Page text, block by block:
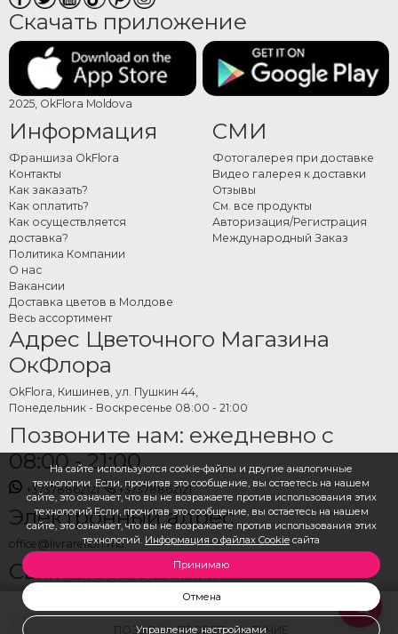
На сайте используются cookie-файлы и другие аналогичные
технологии. Если, прочитав это сообщение, вы остаетесь на нашем
сайте, это означает, что вы не возражаете против использования этих
технологий.Если, прочитав это сообщение, вы остаетесь на нашем
сайте, это означает, что вы не возражаете против использования этих
технологий. Информация о файлах Cookie сайта
Принимаю
Отмена
Управление настройками
ПОЗВОНИ, ПРОВЕРЬ НАЛИЧИЕ
Скачать приложение
2025, OkFlora Moldova
Информация
Франшиза OkFlora
Контакты
Как заказать?
Как оплатить?
Как осуществляется
доставка?
Политика Компании
О нас
Вакансии
Доставка цветов в Молдове
Весь ассортимент
СМИ
Фотогалерея при доставке
Видео галерея к доставки
Отзывы
См. все продукты
Авторизация/Регистрация
Международный Заказ
Адрес Цветочного Магазина
ОкФлора
OkFlora, Кишинев, ул. Пушкин 44,
Понедельник - Воскресенье 08:00 - 21:00
Позвоните нам: ежедневно с
08:00 - 21:00
+37378862121 +37378862121
Электронный адрес
office@livrareflori.md
Свяжитесь с нами:
whatsapp